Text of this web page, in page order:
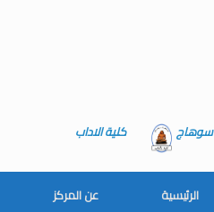
كلية الاداب
الرئيسية عن المركز